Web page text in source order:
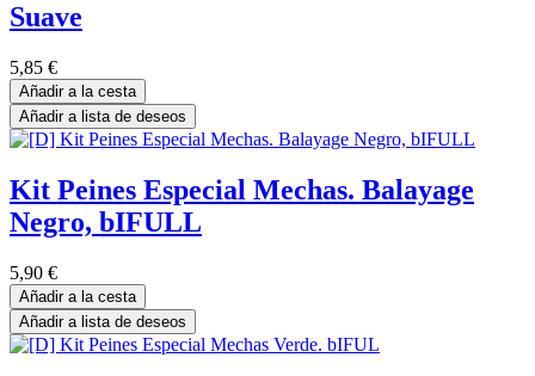
Suave
5,85 €
Añadir a la cesta
Añadir a lista de deseos
Kit Peines Especial Mechas. Balayage
Negro, bIFULL
5,90 €
Añadir a la cesta
Añadir a lista de deseos